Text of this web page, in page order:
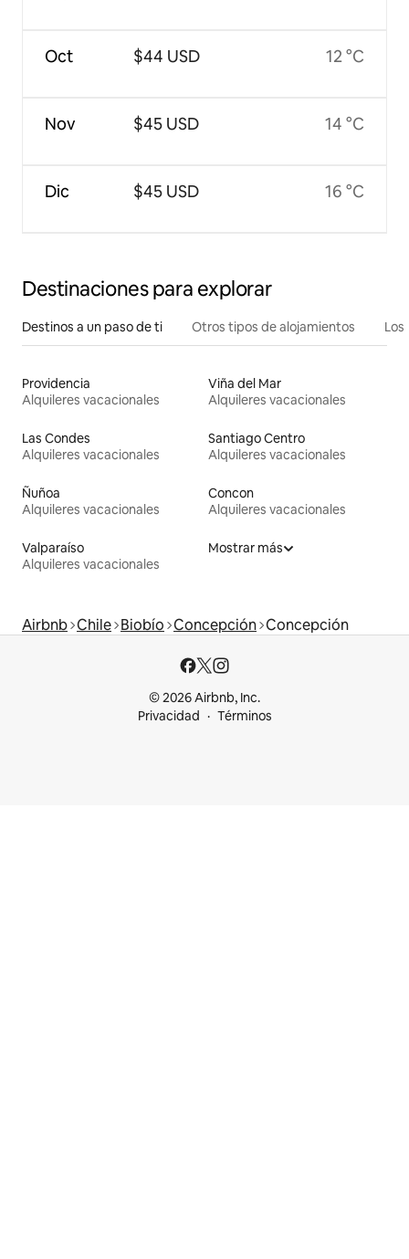
Oct
Nov
Dic
$44 USD
$45 USD
$45 USD
12 °C
14 °C
16 °C
Destinaciones para explorar
Destinos a un paso de ti Otros tipos de alojamientos
Providencia
Alquileres vacacionales
Viña del Mar
Alquileres vacacionales
Las Condes
Alquileres vacacionales
Santiago Centro
Alquileres vacacionales
Ñuñoa
Alquileres vacacionales
Concon
Alquileres vacacionales
Valparaíso
Alquileres vacacionales
Mostrar más
Airbnb Chile Biobío Concepción Concepción
© 2026 Airbnb, Inc.
Privacidad
Términos